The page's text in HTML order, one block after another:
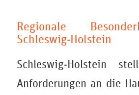
Regionale
Schleswig-Holstein
Schleswig-Holstein
Anforderungen an die